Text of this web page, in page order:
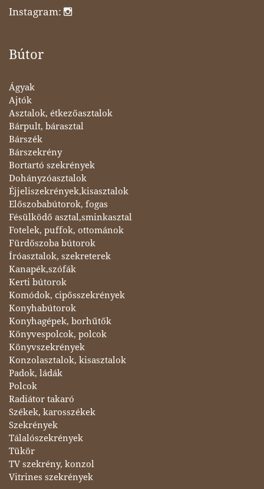
Instagram:
Bútor
Ágyak
Ajtók
Asztalok, étkezőasztalok
Bárpult, bárasztal
Bárszék
Bárszekrény
Bortartó szekrények
Dohányzóasztalok
Éjjeliszekrények,kisasztalok
Előszobabútorok, fogas
Fésülködő asztal,sminkasztal
Fotelek, puffok, ottománok
Fürdőszoba bútorok
Íróasztalok, szekreterek
Kanapék,szófák
Kerti bútorok
Komódok, cipősszekrények
Konyhabútorok
Konyhagépek, borhűtők
Könyvespolcok, polcok
Könyvszekrények
Konzolasztalok, kisasztalok
Padok, ládák
Polcok
Radiátor takaró
Székek, karosszékek
Szekrények
Tálalószekrények
Tükör
TV szekrény, konzol
Vitrines szekrények